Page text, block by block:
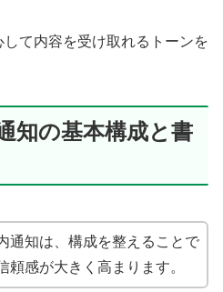
て内容を受け取れるトーンを
知の基本構成と書
通知は、構成を整えることで
頼感が大きく高まります。